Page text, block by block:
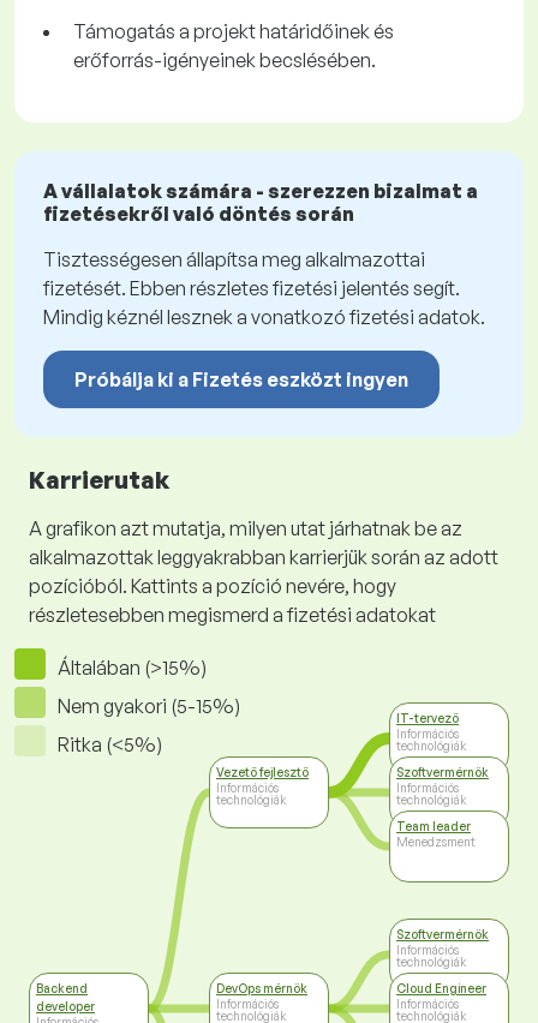
Támogatás a projekt határidőinek és
erőforrás-igényeinek becslésében.
A vállalatok számára - szerezzen bizalmat a
fizetésekről való döntés során
Tisztességesen állapítsa meg alkalmazottai
fizetését. Ebben részletes fizetési jelentés segít.
Mindig kéznél lesznek a vonatkozó fizetési adatok.
Próbálja ki a Fizetés eszközt ingyen
Karrierutak
A grafikon azt mutatja, milyen utat járhatnak be az
alkalmazottak leggyakrabban karrierjük során az adott
pozícióból. Kattints a pozíció nevére, hogy
részletesebben megismerd a fizetési adatokat
Általában (>15%)
Nem gyakori (5-15%)
Ritka (<5%)
Backend
developer
Vezető fejlesztő
Információs
technológiák
DevOps mérnök
Információs
technológiák
IT-tervező
Információs
technológiák
Szoftvermérnök
Információs
technológiák
Team leader
Menedzsment
Szoftvermérnök
Információs
technológiák
Cloud Engineer
Információs
technológiák